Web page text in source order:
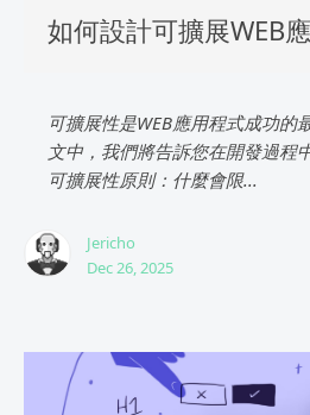
如何設計可擴展WEB
可擴展性是WEB應用程式成功的
文中，我們將告訴您在開發過程
可擴展性原則：什麼會限...
Jericho
Dec 26, 2025